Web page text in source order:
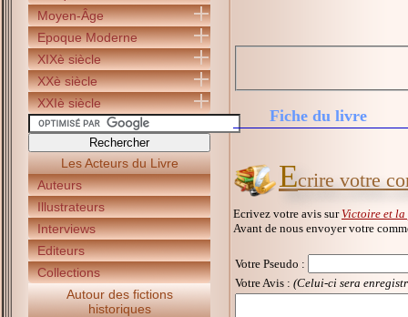
Moyen-Âge
Epoque Moderne
XIXè siècle
XXè siècle
XXIè siècle
Les Acteurs du Livre
Auteurs
Illustrateurs
Interviews
Editeurs
Collections
Autour des fictions
historiques
Fiche du livre
Ecrire votre
Ecrivez votre avis surVictoire et la
Avant de nous envoyer votre
Votre Pseudo :
Votre Avis : (Celui-ci sera